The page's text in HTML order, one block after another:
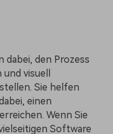
dabei, den Prozess
visuell
Sie helfen
einen
Wenn Sie
Software